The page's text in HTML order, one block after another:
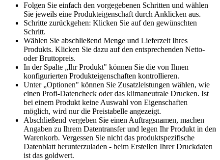
Folgen Sie einfach den vorgegebenen Schritten und wählen
Sie jeweils eine Produkteigenschaft durch Anklicken aus.
Schritte zurückgehen: Klicken Sie auf den gewünschten
Schritt.
Wählen Sie abschließend Menge und Lieferzeit Ihres
Produkts. Klicken Sie dazu auf den entsprechenden Netto-
oder Bruttopreis.
In der Spalte „Ihr Produkt" können Sie die von Ihnen
konfigurierten Produkteigenschaften kontrollieren.
Unter „Optionen" können Sie Zusatzleistungen wählen, wie
einen Profi-Datencheck oder das klimaneutrale Drucken. Ist
bei einem Produkt keine Auswahl von Eigenschaften
möglich, wird nur die Preistabelle angezeigt.
Abschließend vergeben Sie einen Auftragsnamen, machen
Angaben zu Ihrem Datentransfer und legen Ihr Produkt in den
Warenkorb. Vergessen Sie nicht das produktspezifische
Datenblatt herunterzuladen - beim Erstellen Ihrer Druckdaten
ist das goldwert.